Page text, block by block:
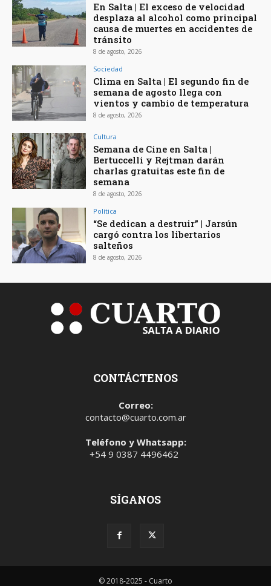
En Salta | El exceso de velocidad
desplaza al alcohol como principal
causa de muertes en accidentes de
tránsito
8 de agosto, 2026
Sociedad
Clima en Salta | El segundo fin de
semana de agosto llega con
vientos y cambio de temperatura
8 de agosto, 2026
Cultura
Semana de Cine en Salta |
Bertuccelli y Rejtman darán
charlas gratuitas este fin de
semana
8 de agosto, 2026
Política
“Se dedican a destruir” | Jarsún
cargó contra los libertarios
salteños
8 de agosto, 2026
CONTÁCTENOS
Correo:
contacto@cuarto.com.ar
Teléfono y Whatsapp:
+54 9 0387 4496462
SÍGANOS
© 2018-2025 - Cuarto